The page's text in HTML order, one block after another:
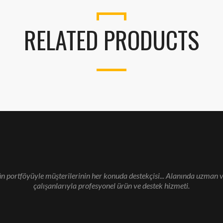
RELATED PRODUCTS
portföyüyle müşterilerinin her konuda destekçisi... Alanında uzman
çalışanlarıyla profesyonel ürün ve destek hizmeti.